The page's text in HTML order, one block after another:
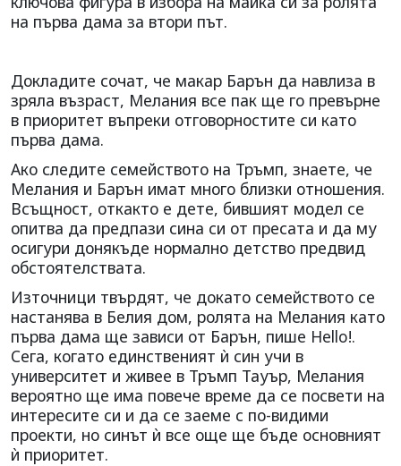
на първа дама за втори път.
Докладите сочат, че макар Барън да навлиза в
зряла възраст, Мелания все пак ще го превърне
в приоритет въпреки отговорностите си като
първа дама.
Ако следите семейството на Тръмп, знаете, че
Мелания и Барън имат много близки отношения.
Всъщност, откакто е дете, бившият модел се
опитва да предпази сина си от пресата и да му
осигури донякъде нормално детство предвид
обстоятелствата.
Източници твърдят, че докато семейството се
настанява в Белия дом, ролята на Мелания като
първа дама ще зависи от Барън, пише Hello!.
Сега, когато единственият ѝ син учи в
университет и живее в Тръмп Тауър, Мелания
вероятно ще има повече време да се посвети на
интересите си и да се заеме с по-видими
проекти, но синът ѝ все още ще бъде основният
ѝ приоритет.